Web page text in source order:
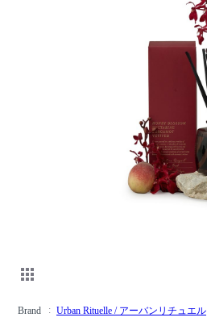
Brand Urban Rituelle / アーバンリチュエル